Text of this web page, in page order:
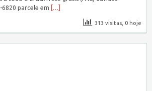
6820 parcele em
[…]
313 visitas, 0 hoje